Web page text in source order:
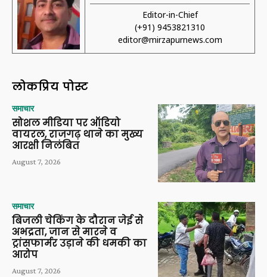
Editor-in-Chief
(+91) 9453821310
editor@mirzapurnews.com
लोकप्रिय पोस्ट
समाचार
सोशल मीडिया पर ऑडियो
वायरल, राजगढ़ थाने का मुख्य
आरक्षी निलंबित
August 7, 2026
समाचार
बिजली चेकिंग के दौरान जेई से
अभद्रता, जान से मारने व
ट्रांसफार्मर उड़ाने की धमकी का
आरोप
August 7, 2026